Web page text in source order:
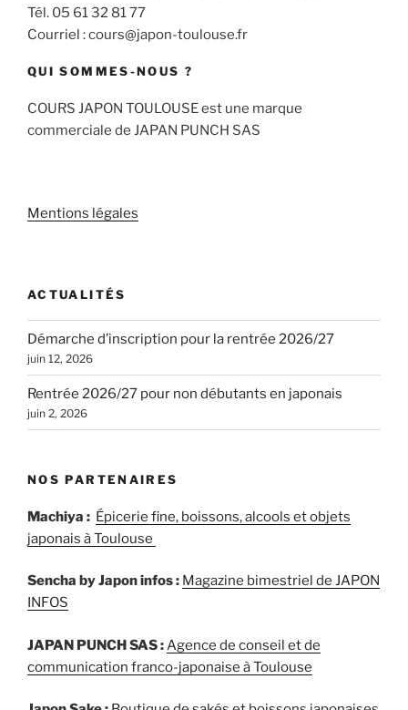
Tél. 05 61 32 81 77
Courriel : cours@japon-toulouse.fr
QUI SOMMES-NOUS ?
COURS JAPON TOULOUSE est une marque
commerciale de JAPAN PUNCH SAS
Mentions légales
ACTUALITÉS
Démarche d’inscription pour la rentrée 2026/27
juin 12, 2026
Rentrée 2026/27 pour non débutants en japonais
juin 2, 2026
NOS PARTENAIRES
Machiya : Épicerie fine, boissons, alcools et objets
japonais à Toulouse
Sencha by Japon infos : Magazine bimestriel de JAPON
INFOS
JAPAN PUNCH SAS :Agence de conseil et de
communication franco-japonaise à Toulouse